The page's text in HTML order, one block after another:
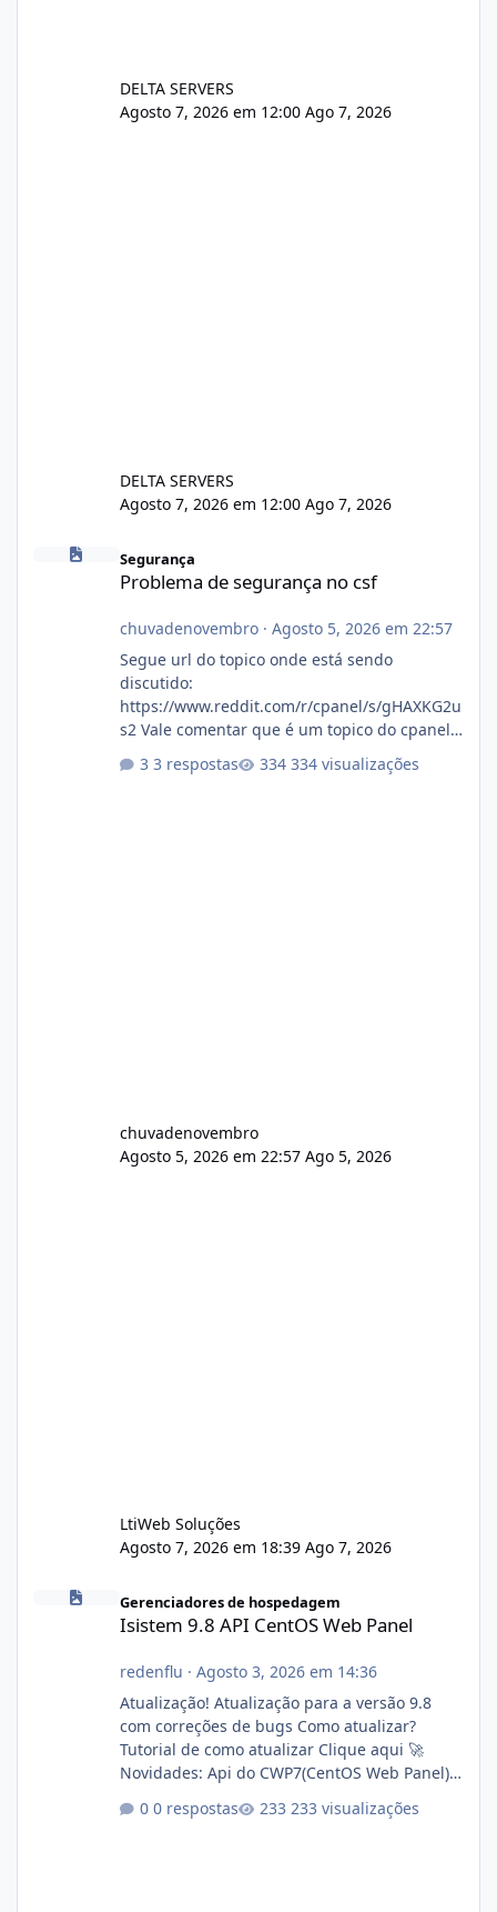
DELTA SERVERS
Agosto 7, 2026 em 12:00 Ago 7, 2026
DELTA SERVERS
Agosto 7, 2026 em 12:00 Ago 7, 2026
Segurança
Problema de segurança no csf
chuvadenovembro· Agosto 5, 2026 em 22:57
Segue url do topico onde está sendo
discutido:
https://www.reddit.com/r/cpanel/s/gHAXKG2u
s2 Vale comentar que é um topico do cpanel...
3 respostas 334 visualizações
chuvadenovembro
Agosto 5, 2026 em 22:57 Ago 5, 2026
LtiWeb Soluções
Agosto 7, 2026 em 18:39 Ago 7, 2026
Isistem 9.8 API CentOS Web Panel
Gerenciadores de hospedagem
Isistem 9.8 API CentOS Web Panel
redenflu · Agosto 3, 2026 em 14:36
Atualização! Atualização para a versão 9.8
com correções de bugs Como atualizar?
Tutorial de como atualizar Clique aqui 🚀
Novidades: Api do CWP7(CentOS Web Panel)
autorizado a usasr o isistem:
0 respostas 233 visualizações